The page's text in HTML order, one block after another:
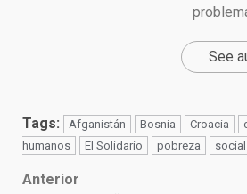
See
Tags: Afganistán Bosnia Croacia
humanos
El Solidario pobreza social
Post
Anterior